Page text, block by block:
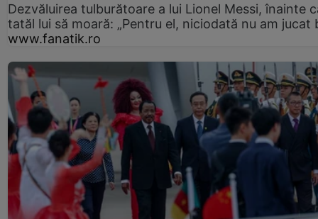
Dezvăluirea tulburătoare a lui Lionel Messi, înainte
tatăl lui să moară: „Pentru el, niciodată nu am jucat
www.fanatik.ro